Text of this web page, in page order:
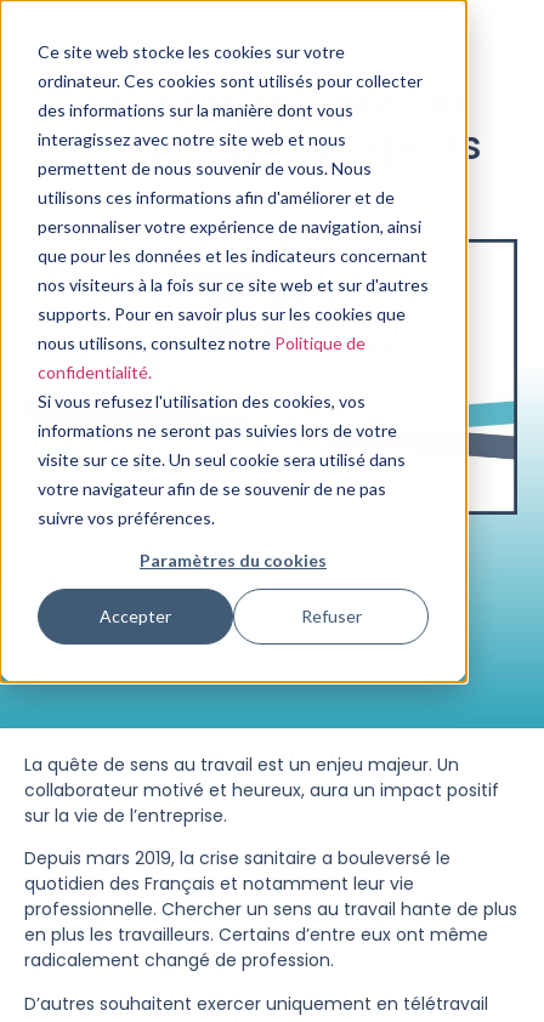
Ce site web stocke les cookies sur votre
ordinateur. Ces cookies sont utilisés pour collecter
des informations sur la manière dont vous
interagissez avec notre site web et nous
permettent de nous souvenir de vous. Nous
utilisons ces informations afin d'améliorer et de
personnaliser votre expérience de navigation, ainsi
que pour les données et les indicateurs concernant
nos visiteurs à la fois sur ce site web et sur d'autres
supports. Pour en savoir plus sur les cookies que
nous utilisons, consultez notre Politique de
confidentialité.
Si vous refusez l'utilisation des cookies, vos
informations ne seront pas suivies lors de votre
visite sur ce site. Un seul cookie sera utilisé dans
votre navigateur afin de se souvenir de ne pas
suivre vos préférences.
Paramètres du cookies
Accepter Refuser
La quête de sens au
travail​ : avis d'experts
GUIDE RH & MANAGER
La quête de sens au travail est un enjeu majeur. Un
collaborateur motivé et heureux, aura un impact positif
sur la vie de l’entreprise.
Depuis mars 2019, la crise sanitaire a bouleversé le
quotidien des Français et notamment leur vie
professionnelle. Chercher un sens au travail hante de plus
en plus les travailleurs. Certains d’entre eux ont même
radicalement changé de profession.
D’autres souhaitent exercer uniquement en télétravail